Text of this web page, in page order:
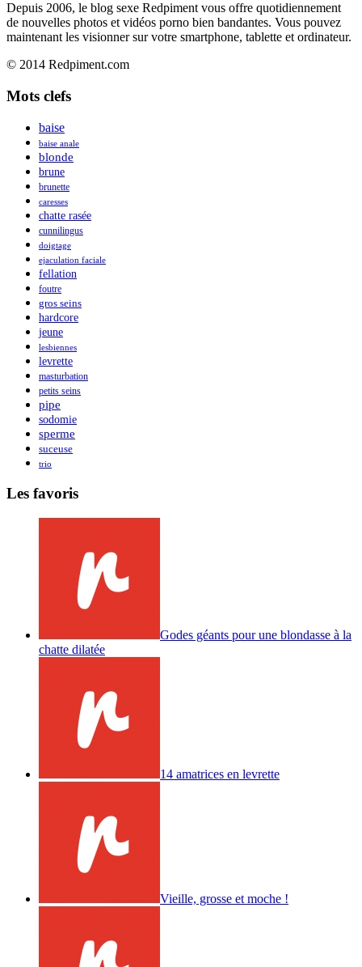
Depuis 2006, le blog sexe Redpiment vous offre quotidiennement
de nouvelles photos et vidéos porno bien bandantes. Vous pouvez
maintenant les visionner sur votre smartphone, tablette et ordinateur.
© 2014 Redpiment.com
Mots clefs
baise
baise anale
blonde
brune
brunette
caresses
chatte rasée
cunnilingus
doigtage
ejaculation faciale
fellation
foutre
gros seins
hardcore
jeune
lesbiennes
levrette
masturbation
petits seins
pipe
sodomie
sperme
suceuse
trio
Les favoris
Godes géants pour une blondasse à la
chatte dilatée
14 amatrices en levrette
Vieille, grosse et moche !